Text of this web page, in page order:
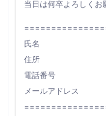
当日は何卒よろしくお
氏名
住所
電話番号
メールアドレス